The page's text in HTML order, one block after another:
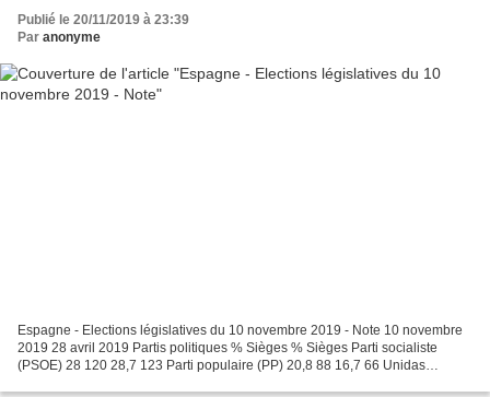
Publié le 20/11/2019 à 23:39
Par anonyme
Espagne - Elections législatives du 10 novembre 2019 - Note 10 novembre
2019 28 avril 2019 Partis politiques % Sièges % Sièges Parti socialiste
(PSOE) 28 120 28,7 123 Parti populaire (PP) 20,8 88 16,7 66 Unidas